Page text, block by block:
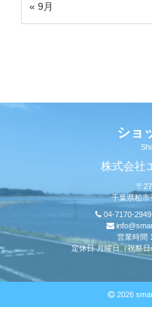
« 9月
ショ
株式会社
〒
千葉県柏
04-7170-2949
営業時間
定休日 月曜日（祝祭日
2026